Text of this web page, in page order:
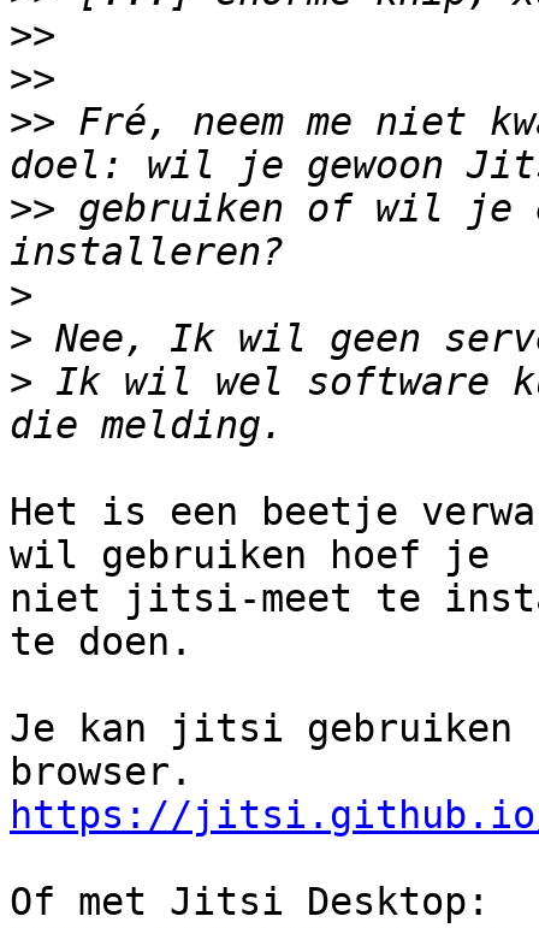
>>
>>
>> Fré, neem me niet
>> gebruiken of wil
>
>
> Ik wil wel software
Het is een beetje
wil gebruiken hoef je
niet jitsi-meet te
te doen.
Je kan jitsi gebruiken
https://jitsi.github.io/